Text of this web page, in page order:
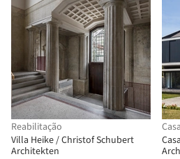
Reabilitação
Villa Heike / Christof Schubert
Architekten